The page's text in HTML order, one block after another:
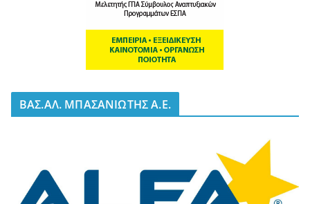
BΑΣ.ΑΛ. ΜΠΑΣΑΝΙΩΤΗΣ Α.Ε.